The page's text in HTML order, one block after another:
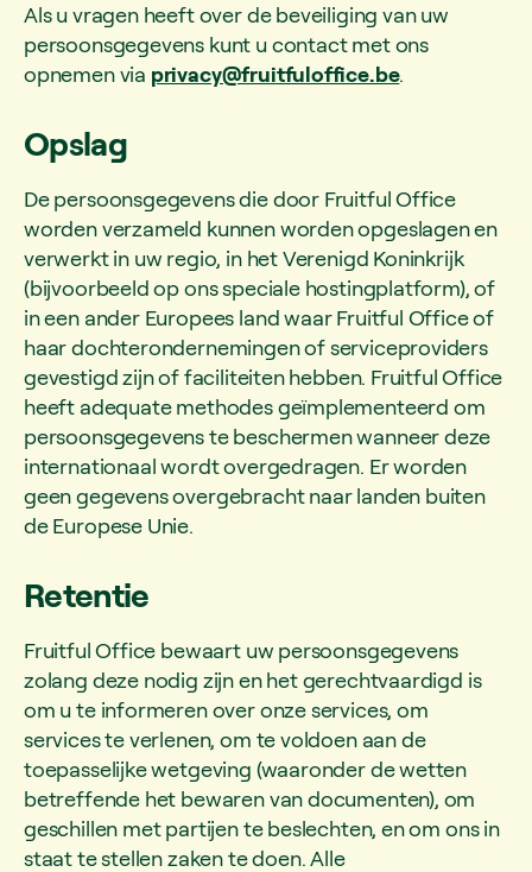
Als u vragen heeft over de beveiliging van uw
persoonsgegevens kunt u contact met ons
opnemen via privacy@fruitfuloffice.be.
Opslag
De persoonsgegevens die door Fruitful Office
worden verzameld kunnen worden opgeslagen en
verwerkt in uw regio, in het Verenigd Koninkrijk
(bijvoorbeeld op ons speciale hostingplatform), of
in een ander Europees land waar Fruitful Office of
haar dochterondernemingen of serviceproviders
gevestigd zijn of faciliteiten hebben. Fruitful Office
heeft adequate methodes geïmplementeerd om
persoonsgegevens te beschermen wanneer deze
internationaal wordt overgedragen. Er worden
geen gegevens overgebracht naar landen buiten
de Europese Unie.
Retentie
Fruitful Office bewaart uw persoonsgegevens
zolang deze nodig zijn en het gerechtvaardigd is
om u te informeren over onze services, om
services te verlenen, om te voldoen aan de
toepasselijke wetgeving (waaronder de wetten
betreffende het bewaren van documenten), om
geschillen met partijen te beslechten, en om ons in
staat te stellen zaken te doen. Alle